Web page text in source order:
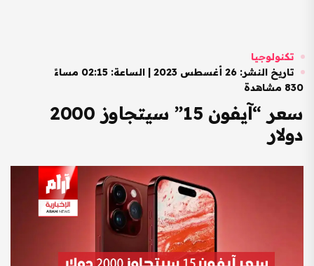
تكنولوجيا
تاريخ النشر: 26 أغسطس 2023 | الساعة: 02:15 مساءً
830 مشاهدة
سعر “آيفون 15” سيتجاوز 2000
دولار